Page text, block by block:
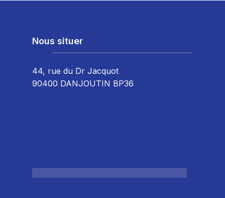
Nous situer
44, rue du Dr Jacquot
90400 DANJOUTIN BP36